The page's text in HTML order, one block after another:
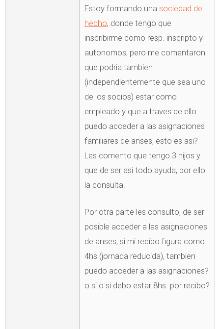
Estoy formando una sociedad de
hecho, donde tengo que
inscribirme como resp. inscripto y
autonomos, pero me comentaron
que podria tambien
(independientemente que sea uno
de los socios) estar como
empleado y que a traves de ello
puedo acceder a las asignaciones
familiares de anses, esto es asi?
Les comento que tengo 3 hijos y
que de ser asi todo ayuda, por ello
la consulta.
Por otra parte les consulto, de ser
posible acceder a las asignaciones
de anses, si mi recibo figura como
4hs (jornada reducida), tambien
puedo acceder a las asignaciones?
o si o si debo estar 8hs. por recibo?